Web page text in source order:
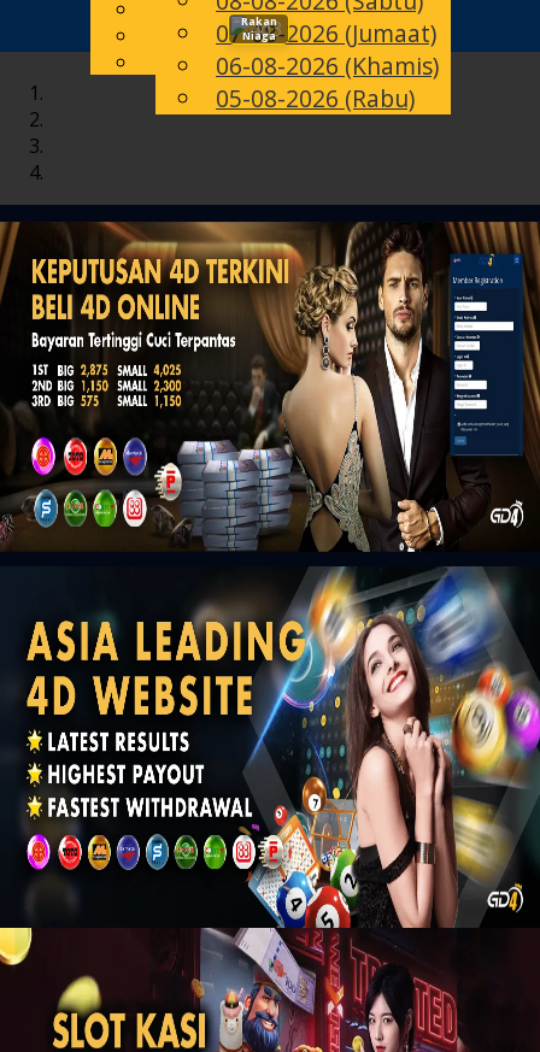
MS
English
Chinese
Malay
07-08-2026 (Jumaat)
06-08-2026 (Khamis)
05-08-2026 (Rabu)
Rakan
Niaga
Toggle
navigation